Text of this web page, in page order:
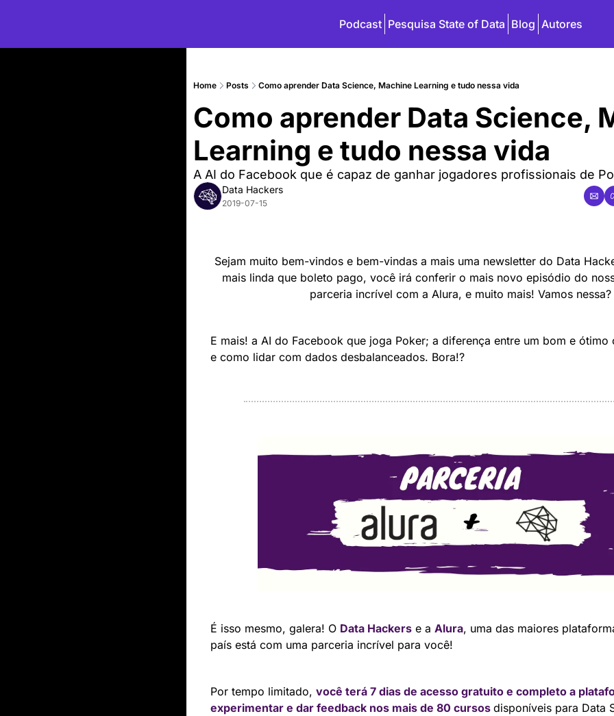
Podcast Pesquisa State of Data Blog Autores
Home Posts Como aprender Data Science, Machine Learning e tudo nessa vida
Como aprender Data Science,
Learning e tudo nessa vida
A AI do Facebook que é capaz de ganhar jogadores profissionais de
Data Hackers
2019-07-15
Sejam muito bem-vindos e bem-vindas a mais uma newsletter do Data
mais linda que boleto pago, você irá conferir o mais novo episódio do
parceria incrível com a Alura, e muito mais! Vamos nessa?
E mais! a AI do Facebook que joga Poker; a diferença entre um bom e ótimo
e como lidar com dados desbalanceados. Bora!?
É isso mesmo, galera! O Data Hackers e a Alura, uma das maiores
país está com uma parceria incrível para você!
Por tempo limitado, você terá 7 dias de acesso gratuito e completo a
experimentar e dar feedback nos mais de 80 cursos disponíveis para Data